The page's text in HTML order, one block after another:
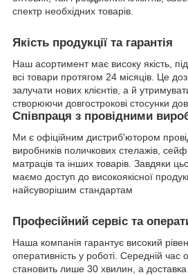
спектр необхідних товарів.
Якість продукції та гарантія
Наш асортимент має високу якість,
всі товари протягом 24 місяців. Це
залучати нових клієнтів, а й
створюючи довгострокові стосунки
Співпраця з провідними
Ми є офіційним дистриб'ютором
виробників поличкових стелажів,
матраців та інших товарів. Завдяки
маємо доступ до високоякісної
найсуворішим стандартам
Професійний сервіс та
Наша компанія гарантує високий
оперативність у роботі. Середній час
становить лише 30 хвилин, а доставка